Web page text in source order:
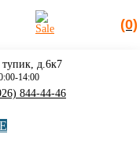
(0)
д.6к7
14:00
844-44-46
»Задвижка с
PN10/16 со